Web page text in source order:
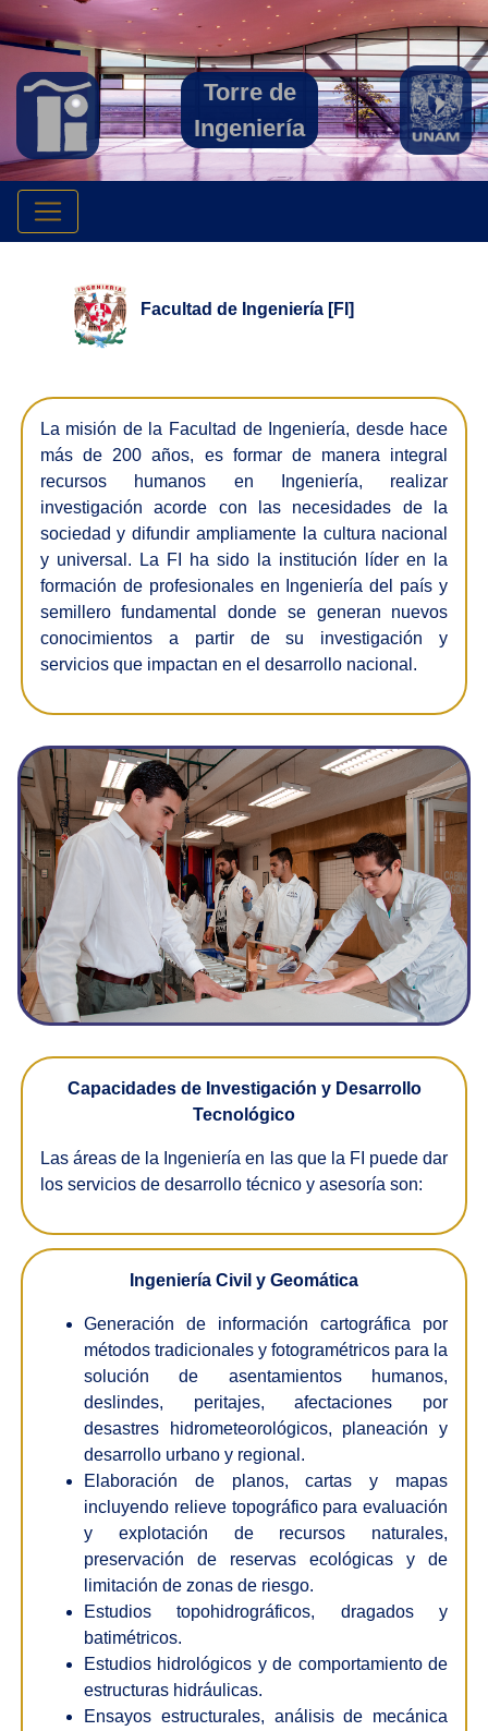
Torre de
Ingeniería
Facultad de Ingeniería [FI]
La misión de la Facultad de Ingeniería, desde hace
más de 200 años, es formar de manera integral
recursos humanos en Ingeniería, realizar
investigación acorde con las necesidades de la
sociedad y difundir ampliamente la cultura nacional
y universal. La FI ha sido la institución líder en la
formación de profesionales en Ingeniería del país y
semillero fundamental donde se generan nuevos
conocimientos a partir de su investigación y
servicios que impactan en el desarrollo nacional.
Capacidades de Investigación y Desarrollo
Tecnológico
Las áreas de la Ingeniería en las que la FI puede dar
los servicios de desarrollo técnico y asesoría son:
Ingeniería Civil y Geomática
Generación de información cartográfica por
métodos tradicionales y fotogramétricos para la
solución de asentamientos humanos,
deslindes, peritajes, afectaciones por
desastres hidrometeorológicos, planeación y
desarrollo urbano y regional.
Elaboración de planos, cartas y mapas
incluyendo relieve topográfico para evaluación
y explotación de recursos naturales,
preservación de reservas ecológicas y de
limitación de zonas de riesgo.
Estudios topohidrográficos, dragados y
batimétricos.
Estudios hidrológicos y de comportamiento de
estructuras hidráulicas.
Ensayos estructurales, análisis de mecánica